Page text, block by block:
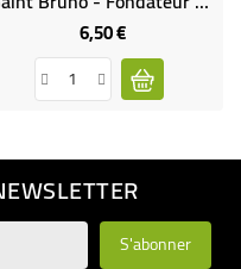
6,50 €Prix